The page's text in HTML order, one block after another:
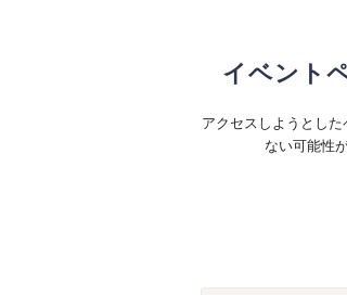
イベント
アクセスしようとし
ない可能性